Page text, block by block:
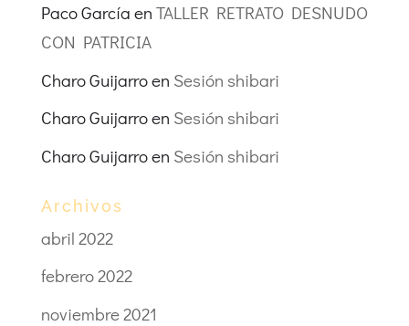
Paco García en TALLER RETRATO DESNUDO
CON PATRICIA
Charo Guijarroen Sesión shibari
Charo Guijarroen Sesión shibari
Charo Guijarroen Sesión shibari
Archivos
abril 2022
febrero 2022
noviembre 2021